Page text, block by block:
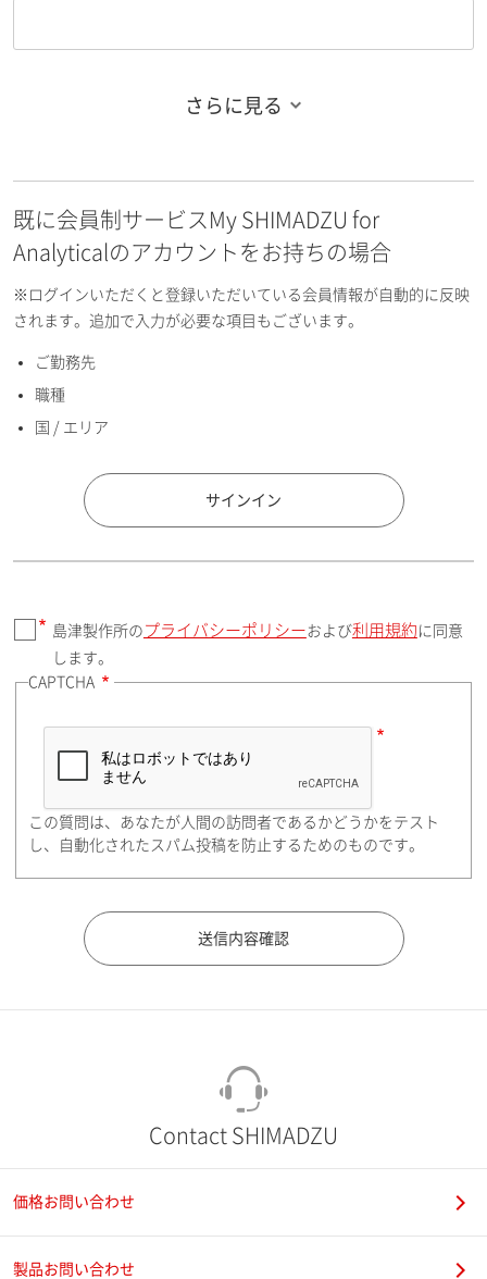
お名前フリガナ（名）
E-mailアドレス（半角英数）
国 / エリア
郵便番号（勤務先）
住所検索
都道府県（勤務先）
さらに見る
既に会員制サービスMy SHIMADZU for
Analyticalのアカウントをお持ちの場合
※ログインいただくと登録いただいている会員情報が自動的に反映
されます。追加で入力が必要な項目もございます。
ご勤務先
職種
国 / エリア
サインイン
島津製作所の プライバシーポリシーおよび利用規約 に同意
します。
CAPTCHA
この質問は、あなたが人間の訪問者であるかどうかをテスト
し、自動化されたスパム投稿を防止するためのものです。
Contact SHIMADZU
価格お問い合わせ
製品お問い合わせ